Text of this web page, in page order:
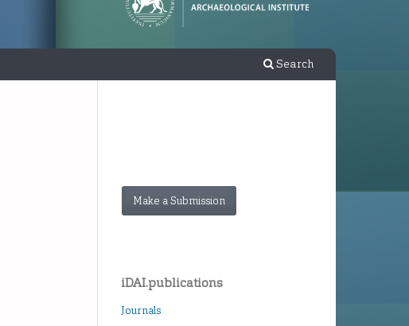
Search
Make a Submission
iDAI.publications
Journals